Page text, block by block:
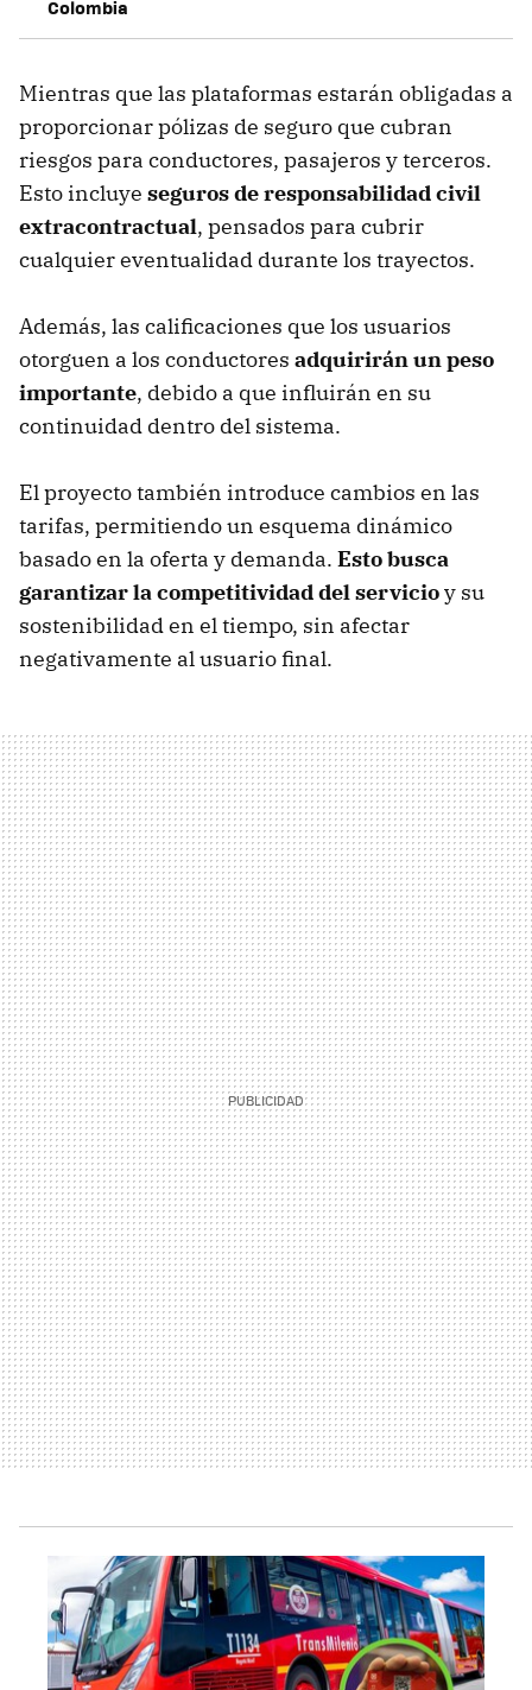
Colombia
Mientras que las plataformas estarán obligadas a
proporcionar pólizas de seguro que cubran
riesgos para conductores, pasajeros y terceros.
Esto incluye seguros de responsabilidad civil
extracontractual, pensados para cubrir
cualquier eventualidad durante los trayectos.
Además, las calificaciones que los usuarios
otorguen a los conductores adquirirán un peso
importante, debido a que influirán en su
continuidad dentro del sistema.
El proyecto también introduce cambios en las
tarifas, permitiendo un esquema dinámico
basado en la oferta y demanda. Esto busca
garantizar la competitividad del servicioy su
sostenibilidad en el tiempo, sin afectar
negativamente al usuario final.